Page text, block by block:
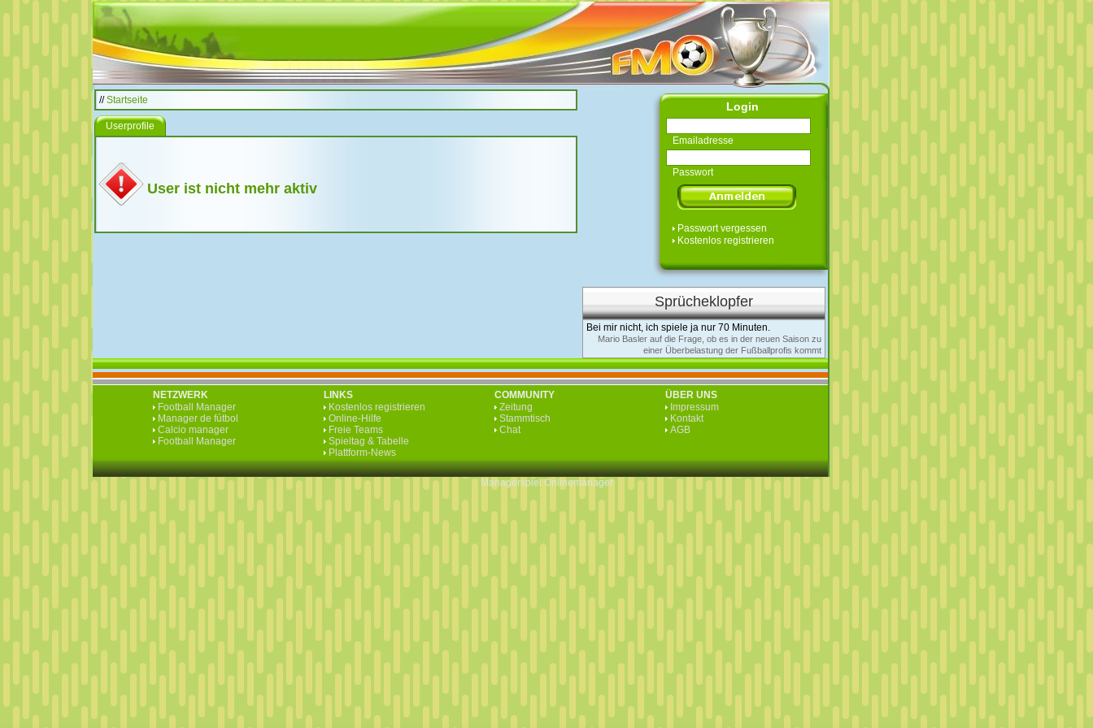
//Startseite
Userprofile
User ist nicht mehr aktiv
Login
Emailadresse
Passwort
Passwort vergessen
Kostenlos registrieren
Sprücheklopfer
Bei mir nicht, ich spiele ja nur 70 Minuten.
Mario Basler auf die Frage, ob es in der neuen Saison zu
einer Überbelastung der Fußballprofis kommt
NETZWERK
Football Manager
Manager de fútbol
Calcio manager
Football Manager
LINKS
Kostenlos registrieren
Online-Hilfe
Freie Teams
Spieltag & Tabelle
Plattform-News
COMMUNITY
Zeitung
Stammtisch
Chat
ÜBER UNS
Impressum
Kontakt
AGB
Managerspiel Onlinemanager